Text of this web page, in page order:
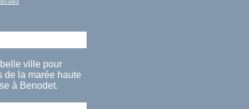
ville pour
de la marée haute
à Benodet.